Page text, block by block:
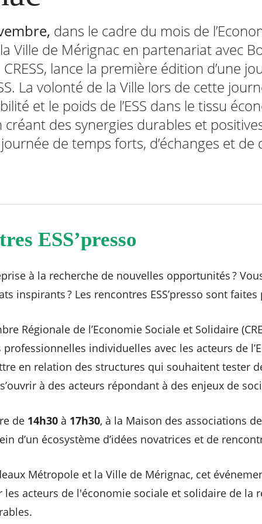
dans le cadre du mois de
la Ville de Mérignac en partenariat avec
lance la première édition d’une
La volonté de la Ville lors de cette
et le poids de l’ESS dans le tissu
des synergies durables et
de temps forts, d’échanges et
ESS’presso
à la recherche de nouvelles opportunités ?
inspirants ? Les rencontres ESS’presso sont
Régionale de l’Economie Sociale et Solidaire
individuelles avec les acteurs de
en relation des structures qui souhaitent tester
à des acteurs répondant à des enjeux de
de 14h30 à 17h30, à la Maison des associations
d’un écosystème d’idées novatrices et de
Métropole et la Ville de Mérignac, cet
acteurs de l'économie sociale et solidaire de la